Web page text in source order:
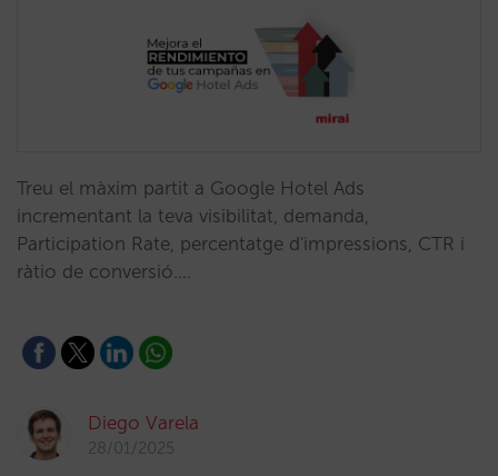
Treu el màxim partit a Google Hotel Ads
incrementant la teva visibilitat, demanda,
Participation Rate, percentatge d'impressions, CTR i
ràtio de conversió.…
Diego Varela
28/01/2025